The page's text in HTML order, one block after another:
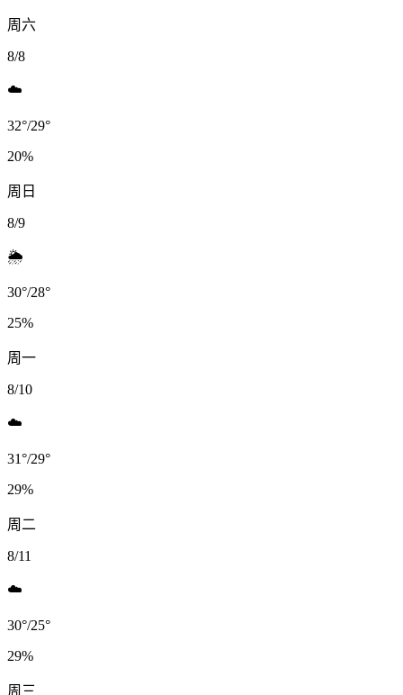
周六
8/8
☁️
32°/29°
20%
周日
8/9
🌦️
30°/28°
25%
周一
8/10
☁️
31°/29°
29%
周二
8/11
☁️
30°/25°
29%
周三